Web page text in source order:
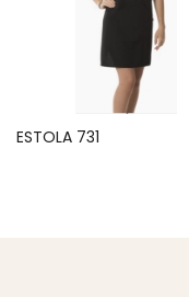
ESTOLA 731